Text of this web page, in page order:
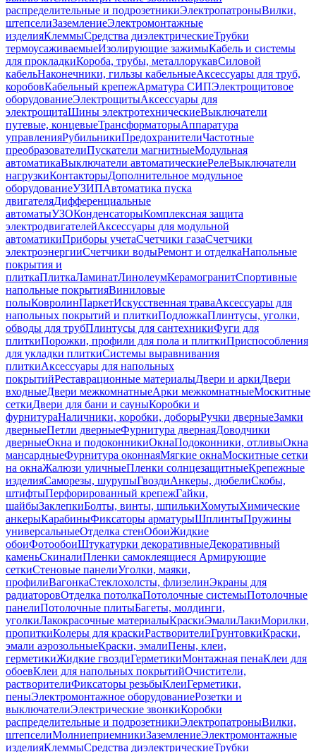
распределительные и подрозетникиЭлектропатроныВилки,
штепселиЗаземлениеЭлектромонтажные
изделияКлеммыСредства диэлектрическиеТрубки
термоусаживаемыеИзолирующие зажимыКабель и системы
для прокладкиКороба, трубы, металлорукавСиловой
кабельНаконечники, гильзы кабельныеАксессуары для труб,
коробовКабельный крепежАрматура СИПЭлектрощитовое
оборудованиеЭлектрощитыАксессуары для
электрощитаШины электротехническиеВыключатели
путевые, концевыеТрансформаторыАппаратура
управленияРубильникиПредохранителиЧастотные
преобразователиПускатели магнитныеМодульная
автоматикаВыключатели автоматическиеРелеВыключатели
нагрузкиКонтакторыДополнительное модульное
оборудованиеУЗИПАвтоматика пуска
двигателяДифференциальные
автоматыУЗОКонденсаторыКомплексная защита
электродвигателейАксессуары для модульной
автоматикиПриборы учетаСчетчики газаСчетчики
электроэнергииСчетчики водыРемонт и отделкаНапольные
покрытия и
плиткаПлиткаЛаминатЛинолеумКерамогранитСпортивные
напольные покрытияВиниловые
полыКовролинПаркетИскусственная траваАксессуары для
напольных покрытий и плиткиПодложкаПлинтусы, уголки,
обводы для трубПлинтусы для сантехникиФуги для
плиткиПорожки, профили для пола и плиткиПриспособления
для укладки плиткиСистемы выравнивания
плиткиАксессуары для напольных
покрытийРеставрационные материалыДвери и аркиДвери
входныеДвери межкомнатныеАрки межкомнатныеМоскитные
сеткиДвери для бани и сауныКоробки и
фурнитураНаличники, коробки, доборыРучки дверныеЗамки
дверныеПетли дверныеФурнитура двернаяДоводчики
дверныеОкна и подоконникиОкнаПодоконники, отливыОкна
мансардныеФурнитура оконнаяМягкие окнаМоскитные сетки
на окнаЖалюзи уличныеПленки солнцезащитныеКрепежные
изделияСаморезы, шурупыГвоздиАнкеры, дюбелиСкобы,
штифтыПерфорированный крепежГайки,
шайбыЗаклепкиБолты, винты, шпилькиХомутыХимические
анкерыКарабиныФиксаторы арматурыШплинтыПружины
универсальныеОтделка стенОбоиЖидкие
обоиФотообоиШтукатурки декоративныеДекоративный
каменьСкиналиПленки самоклеящиеся Армирующие
сеткиСтеновые панелиУголки, маяки,
профилиВагонкаСтеклохолсты, флизелинЭкраны для
радиаторовОтделка потолкаПотолочные системыПотолочные
панелиПотолочные плитыБагеты, молдинги,
уголкиЛакокрасочные материалыКраскиЭмалиЛакиМорилки,
пропиткиКолеры для краскиРастворителиГрунтовкиКраски,
эмали аэрозольныеКраски, эмалиПены, клеи,
герметикиЖидкие гвоздиГерметикиМонтажная пенаКлеи для
обоевКлеи для напольных покрытийОчистители,
растворителиФиксаторы резьбыКлеиГерметики,
пеныЭлектромонтажное оборудованиеРозетки и
выключателиЭлектрические звонкиКоробки
распределительные и подрозетникиЭлектропатроныВилки,
штепселиМолниеприемникиЗаземлениеЭлектромонтажные
изделияКлеммыСредства диэлектрическиеТрубки